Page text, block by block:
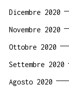
Dicembre 2020
Novembre 2020
Ottobre 2020
Settembre 2020
Agosto 2020